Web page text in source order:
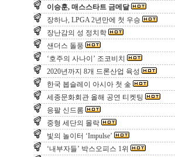
이승훈, 매스스타트 금메달
장하나, LPGA 2년만에 첫 우승
장난감의 성 정치학
샌더스 돌풍
‘호주의 사나이’ 조코비치
2020년까지 8개 드론산업 육성
한국 봅슬레이 아시아 첫 金
세종문화회관 올해 공연 티켓팅
응팔 신드롬
중형 세단의 몰락
빛의 놀이터 ‘Impulse’
‘내부자들’ 박스오피스 1위